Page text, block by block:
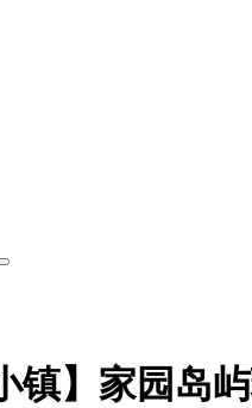
镇】家园岛